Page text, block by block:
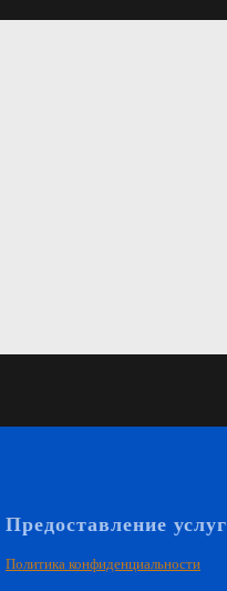
Предоставление услуг
Политика конфиденциальности